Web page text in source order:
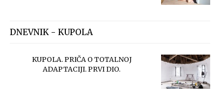
DNEVNIK - KUPOLA
KUPOLA. PRIČA O TOTALNOJ
ADAPTACIJI. PRVI DIO.